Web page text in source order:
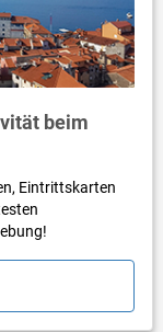
beim
Eintrittskarten